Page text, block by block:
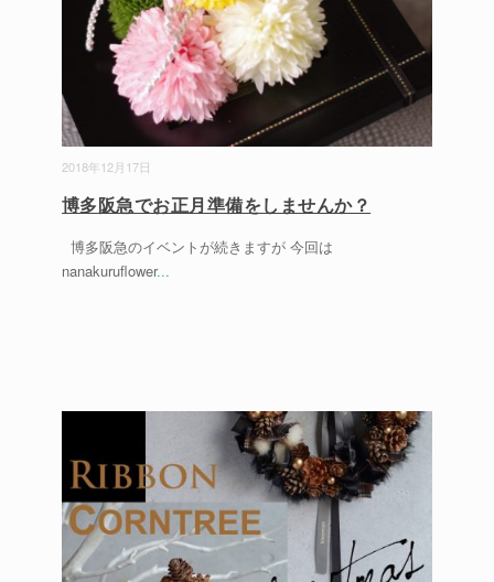
2018年12月17日
博多阪急でお正月準備をしませんか？
博多阪急のイベントが続きますが 今回は
nanakuruflower...